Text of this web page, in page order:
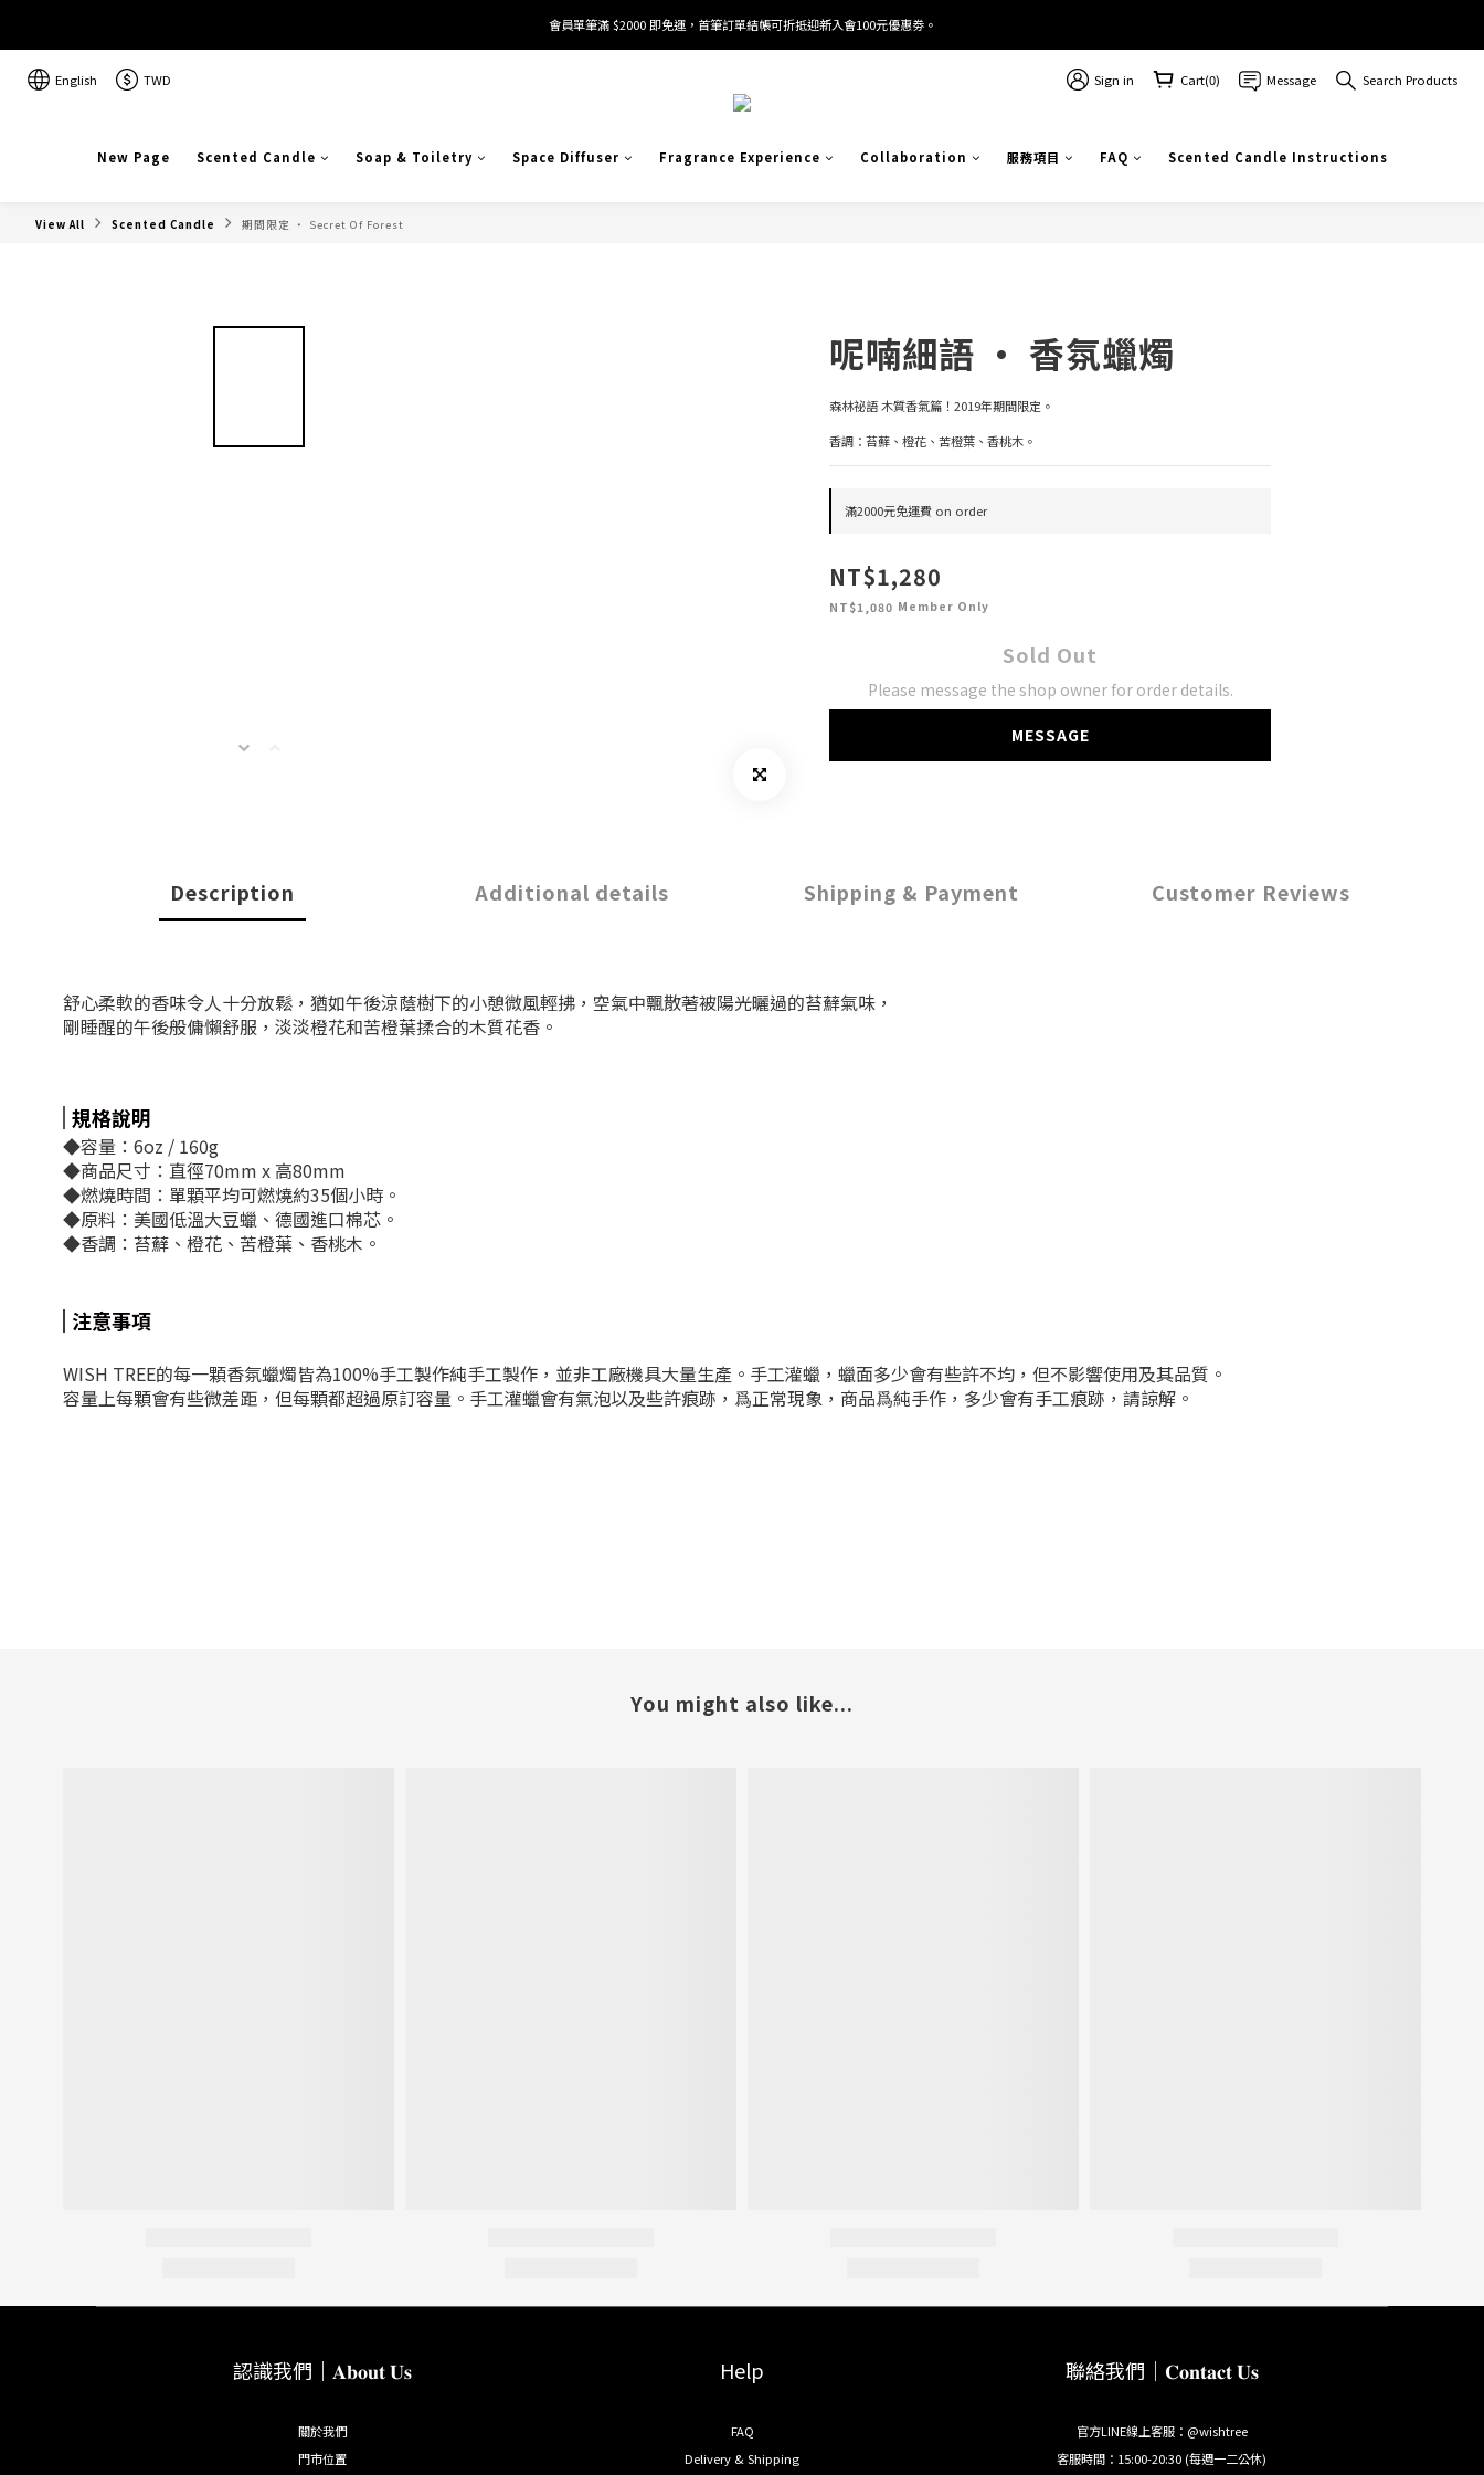
加入/驗證會員並綁定電話號碼，即可獲得百元購物金2張。
會員單筆滿 $2000 即免運，首筆訂單結帳可折抵迎新入會100元優惠劵。
English TWD Sign in Cart(0) Message Search Products
New Page Scented Candle Soap & Toiletry Space Diffuser Fragrance Experience Collaboration 服務項目 FAQ Scented Candle Instructions
View All Scented Candle 期間限定 ‧ Secret Of Forest
呢喃細語 · 香氛蠟燭
森林祕語 木質香氣篇！2019年期間限定。
香調：苔蘚、橙花、苦橙葉、香桃木。
滿2000元免運費 on order
NT$1,280
NT$1,080 Member Only
Sold Out
Please message the shop owner for order details.
MESSAGE
Description Additional details Shipping & Payment Customer Reviews
舒心柔軟的香味令人十分放鬆， 猶如午後涼蔭樹下的小憩微風輕拂，空氣中飄散著被陽光曬過的苔蘚氣味，
剛睡醒的午後般傭懶舒服，淡淡橙花和苦橙葉揉合的木質花香。
規格說明
◆容量：6oz / 160g
◆商品尺寸：直徑70mm x 高80mm
◆燃燒時間：單顆平均可燃燒約35個小時。
◆原料：美國低溫大豆蠟、德國進口棉芯。
◆香調：苔蘚、橙花、苦橙葉、香桃木。
注意事項
WISH TREE的每一顆香氛蠟燭皆為100%手工製作純手工製作，並非工廠機具大量生產。手工灌蠟，蠟面多少會有些許不均，但不影響使用及其品質。
容量上每顆會有些微差距，但每顆都超過原訂容量。手工灌蠟會有氣泡以及些許痕跡，爲正常現象，商品爲純手作，多少會有手工痕跡，請諒解。
You might also like...
認識我們｜𝐀𝐛𝐨𝐮𝐭 𝐔𝐬
關於我們
門市位置
Help
FAQ
Delivery & Shipping
聯絡我們｜𝐂𝐨𝐧𝐭𝐚𝐜𝐭 𝐔𝐬
官方LINE線上客服：@wishtree
客服時間：15:00-20:30 (每週一二公休)